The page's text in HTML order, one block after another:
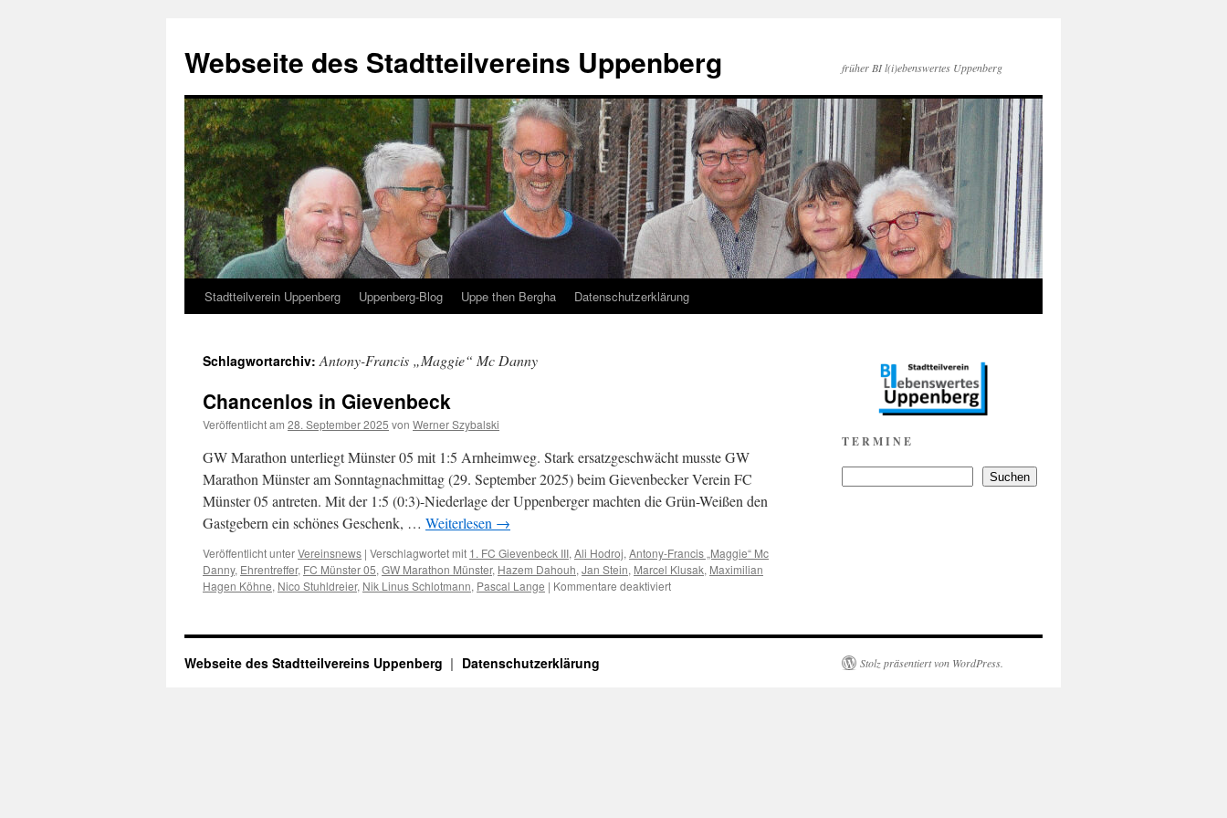
springen
Webseite des Stadtteilvereins Uppenberg früher BI l(i)ebenswertes Uppenberg
Stadtteilverein Uppenberg Uppenberg-Blog Uppe then Bergha Datenschutzerklärung
Schlagwortarchiv:Antony-Francis „Maggie“ Mc Danny
Chancenlos in Gievenbeck
Veröffentlicht am 28. September 2025 von Werner Szybalski
GW Marathon unterliegt Münster 05 mit 1:5 Arnheimweg. Stark ersatzgeschwächt musste GW
Marathon Münster am Sonntagnachmittag (29. September 2025) beim Gievenbecker Verein FC
Münster 05 antreten. Mit der 1:5 (0:3)-Niederlage der Uppenberger machten die Grün-Weißen den
Gastgebern ein schönes Geschenk, … Weiterlesen →
Veröffentlicht unterVereinsnews | Verschlagwortet mit 1. FC Gievenbeck III, Ali Hodroj, Antony-Francis „Maggie“ Mc
Danny, Ehrentreffer, FC Münster 05, GW Marathon Münster, Hazem Dahouh, Jan Stein, Marcel Klusak, Maximilian
Hagen Köhne, Nico Stuhldreier, Nik Linus Schlotmann, Pascal Lange | Kommentare deaktiviertfür
Gievenbeck
T E R M I N E
Suchen
Webseite des Stadtteilvereins Uppenberg Datenschutzerklärung Stolz präsentiert von WordPress.